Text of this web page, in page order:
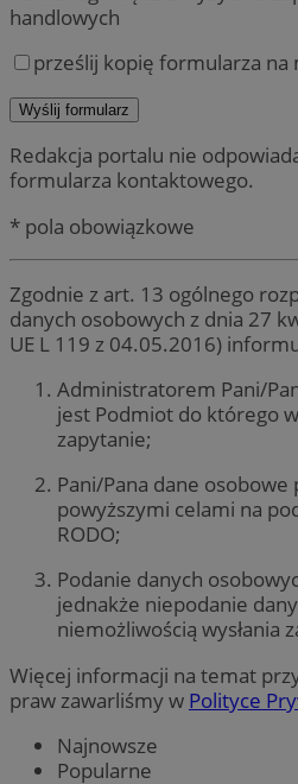
handlowych
prześlij kopię formularza na
Redakcja portalu nie
formularza kontaktowego.
* pola obowiązkowe
Zgodnie z art. 13 ogólnego
danych osobowych z dnia 27
UE L 119 z 04.05.2016)
Administratorem Pani/
jest Podmiot do którego
zapytanie;
Pani/Pana dane
powyższymi celami na
RODO;
Podanie danych
jednakże niepodanie
niemożliwością wysłania
Więcej informacji na temat
praw zawarliśmy w Polityce
Najnowsze
Popularne